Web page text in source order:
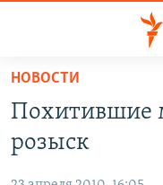
Вернуться
основному
содержанию
Вернутся
ВОЙНА В УКРАИНЕ
НОВОСТИ
Похитившие
розыск